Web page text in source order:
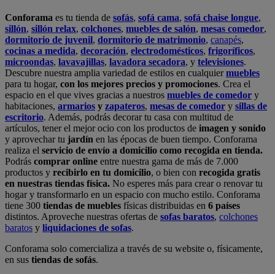
Conforama es tu tienda de sofás, sofá cama, sofá chaise longue,
sillón, sillón relax, colchones, muebles de salón, mesas comedor,
dormitorio de juvenil, dormitorio de matrimonio, canapés,
cocinas a medida, decoración, electrodomésticos, frigoríficos,
microondas, lavavajillas, lavadora secadora, y televisiones.
Descubre nuestra amplia variedad de estilos en cualquiermuebles
para tu hogar, con los mejores precios y promociones. Crea el
espacio en el que vives gracias a nuestros muebles de comedor y
habitaciones, armarios y zapateros, mesas de comedor y sillas de
escritorio. Además, podrás decorar tu casa con multitud de
artículos, tener el mejor ocio con los productos de imagen y sonido
y aprovechar tu jardín en las épocas de buen tiempo. Conforama
realiza el servicio de envío a domicilio como recogida en tienda.
Podrás comprar online entre nuestra gama de más de 7.000
productos y recibirlo en tu domicilio, o bien con recogida gratis
en nuestras tiendas física. No esperes más para crear o renovar tu
hogar y transformarlo en un espacio con mucho estilo. Conforama
tiene 300 tiendas de muebles físicas distribuidas en 6 países
distintos. Aproveche nuestras ofertas de sofas baratos, colchones
baratos y liquidaciones de sofas.
Conforama solo comercializa a través de su website o, físicamente,
en sus tiendas de sofás.